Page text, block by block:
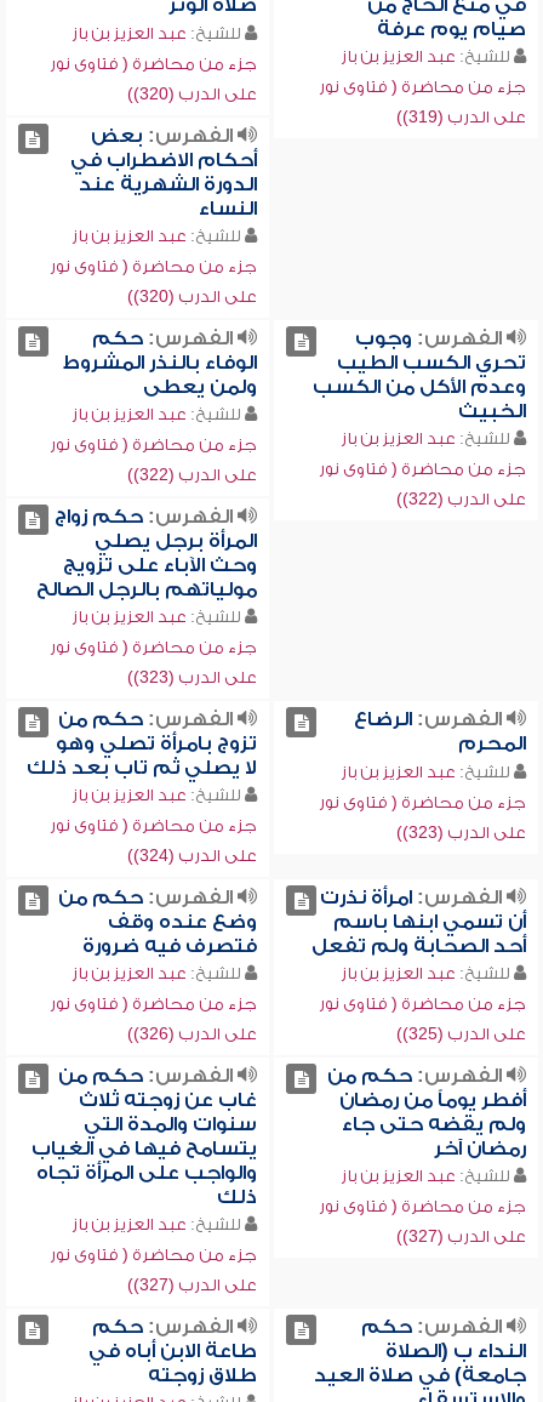
في منع الحاج من
صيام يوم عرفة
للشيخ: عبد العزيز بن باز
جزء من محاضرة ( فتاوى نور
على الدرب (319))
صلاة الوتر
للشيخ: عبد العزيز بن باز
جزء من محاضرة ( فتاوى نور
على الدرب (320))
الفهرس: بعض
أحكام الاضطراب في
الدورة الشهرية عند
النساء
للشيخ: عبد العزيز بن باز
جزء من محاضرة ( فتاوى نور
على الدرب (320))
الفهرس: وجوب
تحري الكسب الطيب
وعدم الأكل من الكسب
الخبيث
للشيخ: عبد العزيز بن باز
جزء من محاضرة ( فتاوى نور
على الدرب (322))
الفهرس:حكم
الوفاء بالنذر المشروط
ولمن يعطى
للشيخ: عبد العزيز بن باز
جزء من محاضرة ( فتاوى نور
على الدرب (322))
الفهرس:حكم زواج
المرأة برجل يصلي
وحث الآباء على تزويج
مولياتهم بالرجل الصالح
للشيخ: عبد العزيز بن باز
جزء من محاضرة ( فتاوى نور
على الدرب (323))
الفهرس:الرضاع
المحرم
للشيخ: عبد العزيز بن باز
جزء من محاضرة ( فتاوى نور
على الدرب (323))
الفهرس:حكم من
تزوج بامرأة تصلي وهو
لا يصلي ثم تاب بعد ذلك
للشيخ: عبد العزيز بن باز
جزء من محاضرة ( فتاوى نور
على الدرب (324))
الفهرس:امرأة نذرت
أن تسمي ابنها باسم
أحد الصحابة ولم تفعل
للشيخ: عبد العزيز بن باز
جزء من محاضرة ( فتاوى نور
على الدرب (325))
الفهرس:حكم من
وضع عنده وقف
فتصرف فيه ضرورة
للشيخ: عبد العزيز بن باز
جزء من محاضرة ( فتاوى نور
على الدرب (326))
الفهرس:حكم من
أفطر يوماً من رمضان
ولم يقضه حتى جاء
رمضان آخر
للشيخ: عبد العزيز بن باز
جزء من محاضرة ( فتاوى نور
على الدرب (327))
الفهرس:حكم من
غاب عن زوجته ثلاث
سنوات والمدة التي
يتسامح فيها في الغياب
والواجب على المرأة تجاه
ذلك
للشيخ: عبد العزيز بن باز
جزء من محاضرة ( فتاوى نور
على الدرب (327))
الفهرس:حكم
النداء ب (الصلاة
جامعة) في صلاة العيد
الفهرس:حكم
طاعة الابن أباه في
طلاق زوجته